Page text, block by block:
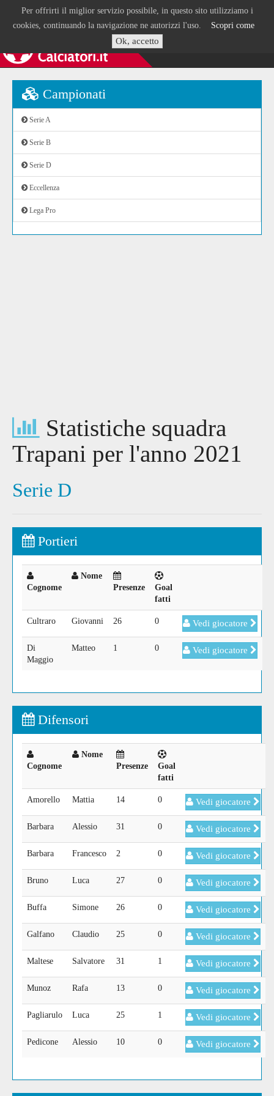
Per offrirti il miglior servizio possibile, in questo sito utilizziamo i
cookies, continuando la navigazione ne autorizzi l'uso. Scopri come
Ok, accetto
Campionati
Serie A
Serie B
Serie D
Eccellenza
Lega Pro
Statistiche squadra
Trapani per l'anno 2021
Serie D
Portieri
Cognome
Nome
Presenze
Goal
fatti
Cultraro Giovanni 26 0 Vedi giocatore
Di
Maggio
Matteo 1 0 Vedi giocatore
Difensori
Cognome
Nome
Presenze
Goal
fatti
Amorello Mattia 14 0 Vedi giocatore
Barbara Alessio 31 0 Vedi giocatore
Barbara Francesco 2 0 Vedi giocatore
Bruno Luca 27 0 Vedi giocatore
Buffa Simone 26 0 Vedi giocatore
Galfano Claudio 25 0 Vedi giocatore
Maltese Salvatore 31 1 Vedi giocatore
Munoz Rafa 13 0 Vedi giocatore
Pagliarulo Luca 25 1 Vedi giocatore
Pedicone Alessio 10 0 Vedi giocatore